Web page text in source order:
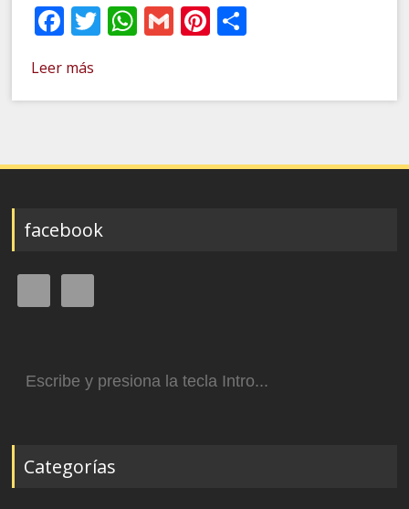
Facebook
Twitter
WhatsApp
GmailPinterest
Leer más
facebook
Categorías